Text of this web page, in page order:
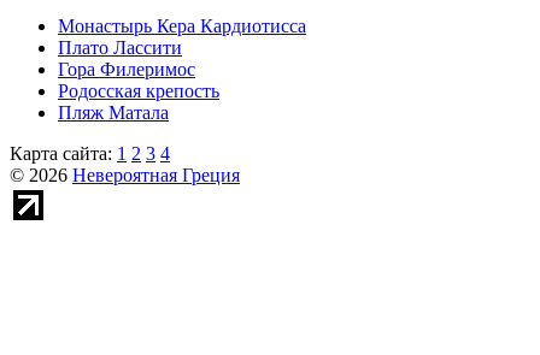
Монастырь Кера Кардиотисса
Плато Лассити
Гора Филеримос
Родосская крепость
Пляж Матала
Карта сайта: 1 2 3 4
© 2026 Невероятная Греция